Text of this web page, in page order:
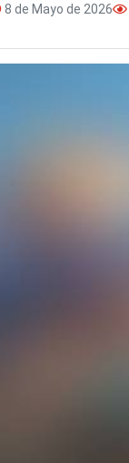
8 de Mayo de 2026